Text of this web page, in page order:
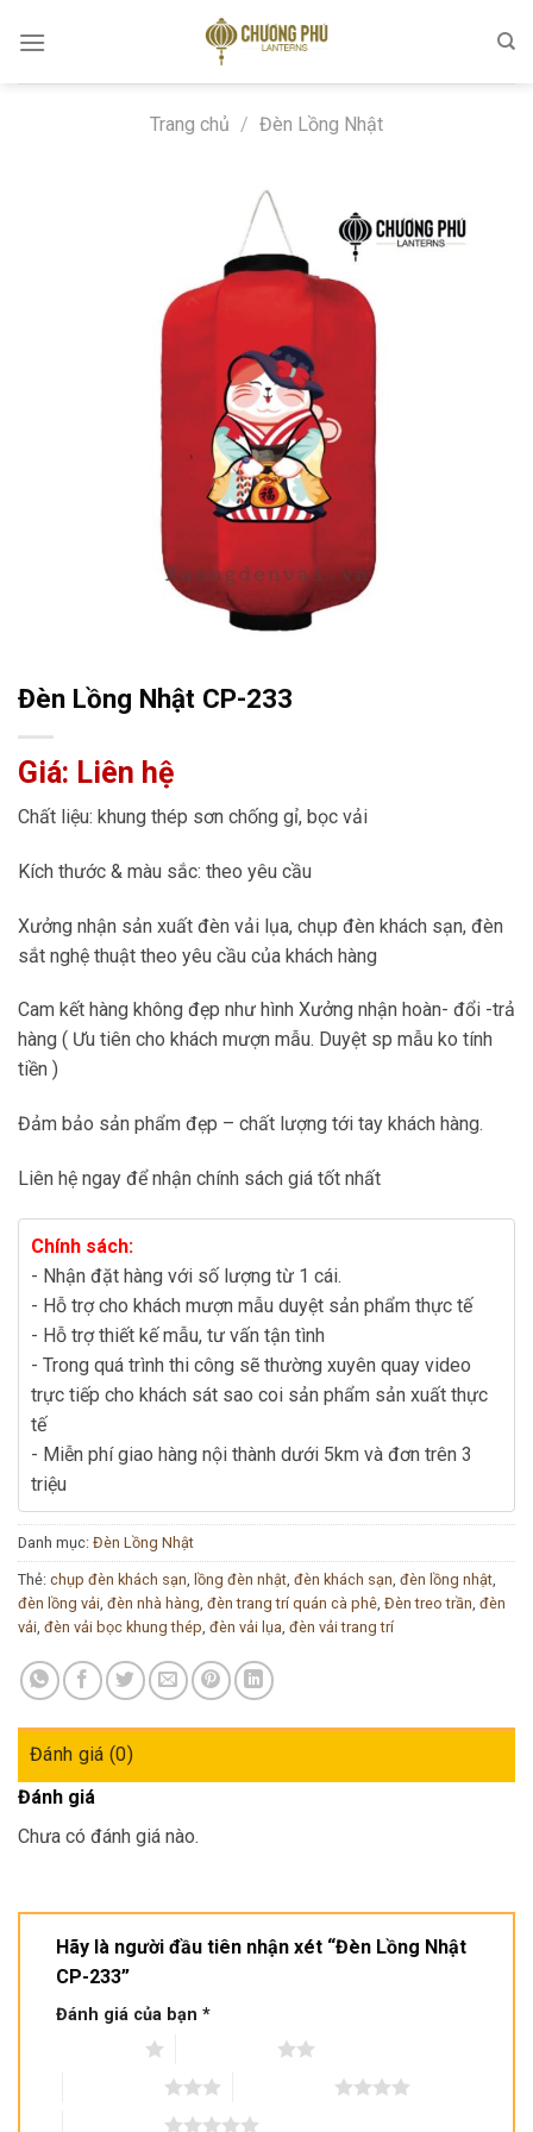
Trang chủ / Đèn Lồng Nhật
Đèn Lồng Nhật CP-233
Giá: Liên hệ
Chất liệu: khung thép sơn chống gỉ, bọc vải
Kích thước & màu sắc: theo yêu cầu
Xưởng nhận sản xuất đèn vải lụa, chụp đèn khách sạn, đèn
sắt nghệ thuật theo yêu cầu của khách hàng
Cam kết hàng không đẹp như hình Xưởng nhận hoàn- đổi -trả
hàng ( Ưu tiên cho khách mượn mẫu. Duyệt sp mẫu ko tính
tiền )
Đảm bảo sản phẩm đẹp – chất lượng tới tay khách hàng.
Liên hệ ngay để nhận chính sách giá tốt nhất
Chính sách:
- Nhận đặt hàng với số lượng từ 1 cái.
- Hỗ trợ cho khách mượn mẫu duyệt sản phẩm thực tế
- Hỗ trợ thiết kế mẫu, tư vấn tận tình
- Trong quá trình thi công sẽ thường xuyên quay video
trực tiếp cho khách sát sao coi sản phẩm sản xuất thực
tế
- Miễn phí giao hàng nội thành dưới 5km và đơn trên 3
triệu
Danh mục: Đèn Lồng Nhật
Thẻ: chụp đèn khách sạn lồng đèn nhật đèn khách sạn đèn lồng nhật
đèn lồng vải đèn nhà hàng đèn trang trí quán cà phê Đèn treo trần đèn
vải đèn vải bọc khung thép đèn vải lụa đèn vải trang trí
Đánh giá (0)
Đánh giá
Chưa có đánh giá nào.
Hãy là người đầu tiên nhận xét “Đèn Lồng Nhật
CP-233”
Đánh giá của bạn *